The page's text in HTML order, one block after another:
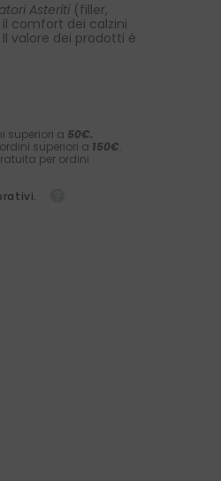
Asteriti (filler,
comfort dei calzini
Il valore dei prodotti è
superiori a 50€.
superiori a 150€.
per ordini